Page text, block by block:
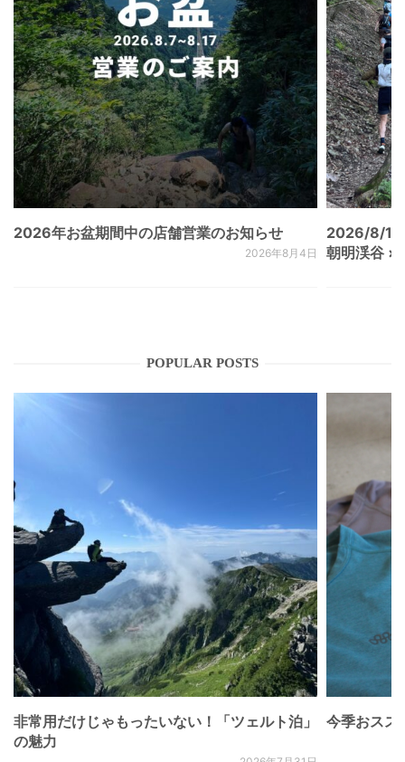
2026年お盆期間中の店舗営業のお知らせ
2026年8月4日
2026/8/
朝明渓谷 ×
POPULAR POSTS
非常用だけじゃもったいない！「ツェルト泊」
の魅力
今季おスス